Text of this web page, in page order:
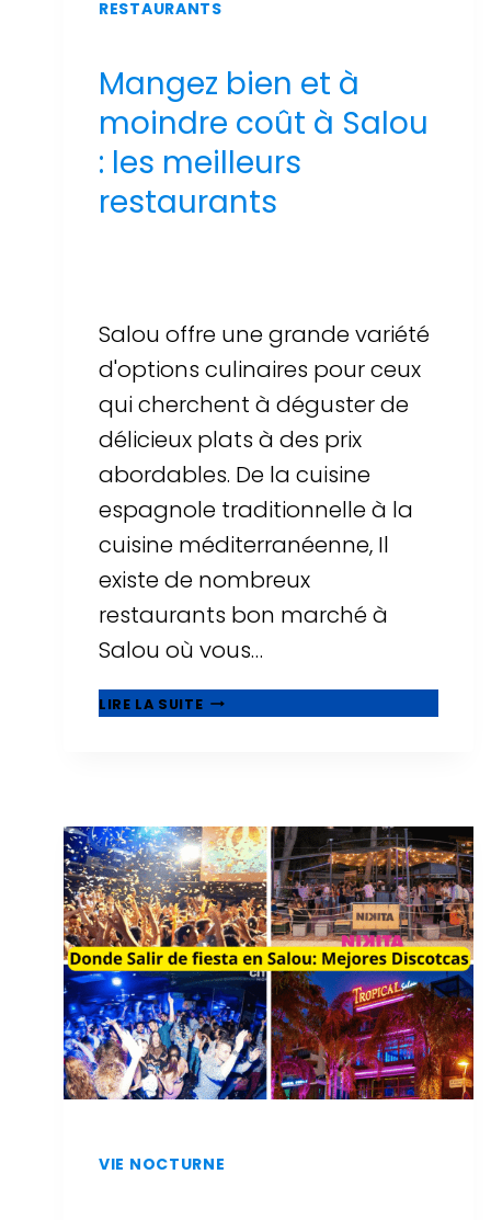
RESTAURANTS
Mangez bien et à
moindre coût à Salou
: les meilleurs
restaurants
Salou offre une grande variété
d'options culinaires pour ceux
qui cherchent à déguster de
délicieux plats à des prix
abordables. De la cuisine
espagnole traditionnelle à la
cuisine méditerranéenne, Il
existe de nombreux
restaurants bon marché à
Salou où vous…
LIRE LA SUITEMANGEZ
BIEN
À
SALOU
:
LES
MEILLEURS
RESTAURANTS
VIE NOCTURNE